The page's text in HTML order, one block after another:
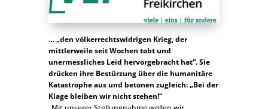
… „den völkerrechtswidrigen Krieg, der
mittlerweile seit Wochen tobt und
unermessliches Leid hervorgebracht hat“. Sie
drücken ihre Bestürzung über die humanitäre
Katastrophe aus und betonen zugleich: „Bei der
Klage bleiben wir nicht stehen!“